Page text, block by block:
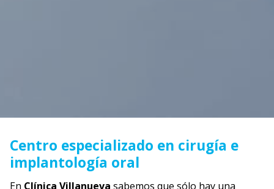
Centro especializado en cirugía e
implantología oral
En Clínica Villanueva sabemos que sólo hay una